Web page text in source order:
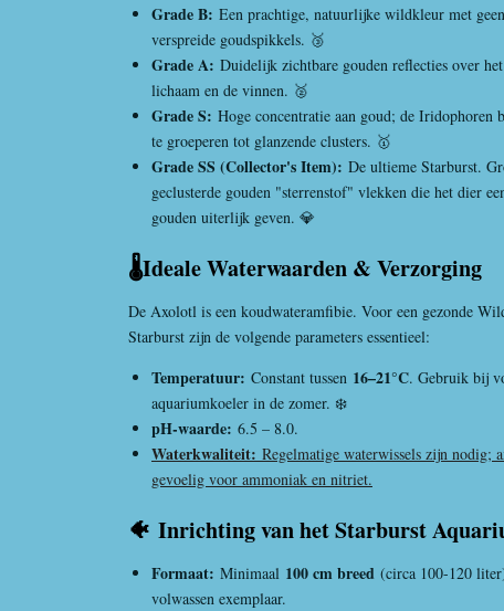
Grade B: Een prachtige, natuurlijke wildkleur met
verspreide goudspikkels. 🥉
Grade A: Duidelijk zichtbare gouden reflecties over
lichaam en de vinnen. 🥈
Grade S: Hoge concentratie aan goud; de Iridophoren
te groeperen tot glanzende clusters. 🥇
Grade SS (Collector's Item): De ultieme Starburst.
geclusterde gouden "sterrenstof" vlekken die het dier
gouden uiterlijk geven. 💎
🌡️Ideale Waterwaarden & Verzorging
De Axolotl is een koudwateramfibie. Voor een gezonde
Starburst zijn de volgende parameters essentieel:
Temperatuur: Constant tussen 16–21°C. Gebruik bij
aquariumkoeler in de zomer. ❄️
pH-waarde: 6.5 – 8.0.
Waterkwaliteit: Regelmatige waterwissels zijn nodig;
gevoelig voor ammoniak en nitriet.
🐠 Inrichting van het Starburst
Formaat: Minimaal 100 cm breed (circa 100-120
volwassen exemplaar.